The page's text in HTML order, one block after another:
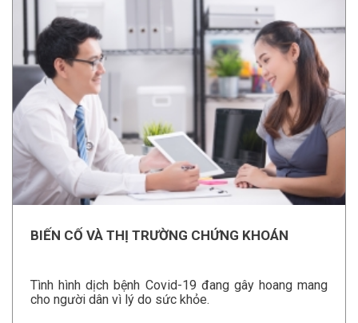
BIẾN CỐ VÀ THỊ TRƯỜNG CHỨNG KHOÁN
Tình hình dịch bệnh Covid-19 đang gây hoang mang
cho người dân vì lý do sức khỏe.